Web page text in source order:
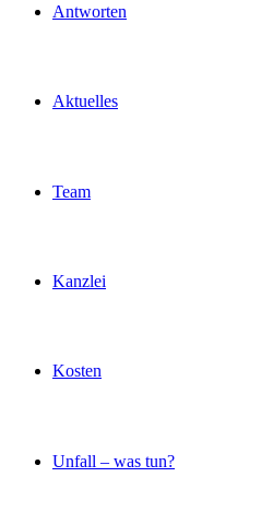
Antworten
Aktuelles
Team
Kanzlei
Kosten
Unfall – was tun?